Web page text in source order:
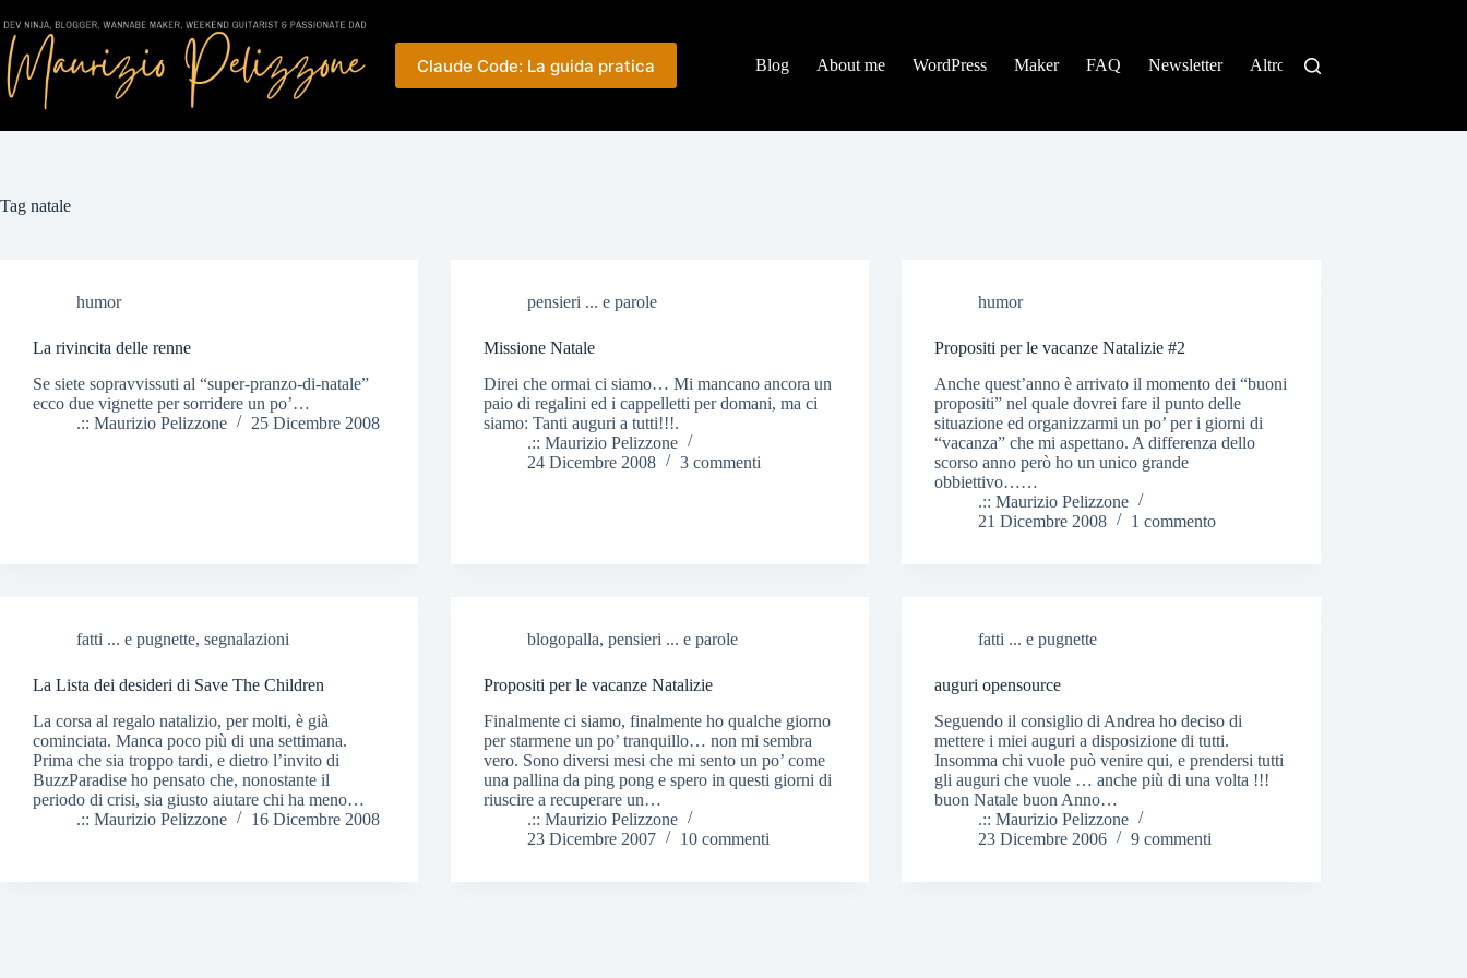
al
contenuto
Claude Code: La guida pratica Blog About me WordPress Maker FAQ Newsletter Altro
Tag natale
humor
La rivincita delle renne
Se siete sopravvissuti al “super-pranzo-di-natale”
ecco due vignette per sorridere un po’…
.:: Maurizio Pelizzone
25 Dicembre 2008
pensieri ... e parole
Missione Natale
Direi che ormai ci siamo… Mi mancano ancora un
paio di regalini ed i cappelletti per domani, ma ci
siamo: Tanti auguri a tutti!!!.
.:: Maurizio Pelizzone
24 Dicembre 2008
3 commenti
humor
Propositi per le vacanze Natalizie #2
Anche quest’anno è arrivato il momento dei “buoni
propositi” nel quale dovrei fare il punto delle
situazione ed organizzarmi un po’ per i giorni di
“vacanza” che mi aspettano. A differenza dello
scorso anno però ho un unico grande
obbiettivo……
.:: Maurizio Pelizzone
21 Dicembre 2008
1 commento
fatti ... e pugnette, segnalazioni
La Lista dei desideri di Save The Children
La corsa al regalo natalizio, per molti, è già
cominciata. Manca poco più di una settimana.
Prima che sia troppo tardi, e dietro l’invito di
BuzzParadise ho pensato che, nonostante il
periodo di crisi, sia giusto aiutare chi ha meno…
.:: Maurizio Pelizzone
16 Dicembre 2008
blogopalla,pensieri ... e parole
Propositi per le vacanze Natalizie
Finalmente ci siamo, finalmente ho qualche giorno
per starmene un po’ tranquillo… non mi sembra
vero. Sono diversi mesi che mi sento un po’ come
una pallina da ping pong e spero in questi giorni di
riuscire a recuperare un…
.:: Maurizio Pelizzone
23 Dicembre 2007
10 commenti
fatti ... e pugnette
auguri opensource
Seguendo il consiglio di Andrea ho deciso di
mettere i miei auguri a disposizione di tutti.
Insomma chi vuole può venire qui, e prendersi tutti
gli auguri che vuole … anche più di una volta !!!
buon Natale buon Anno…
.:: Maurizio Pelizzone
23 Dicembre 2006
9 commenti